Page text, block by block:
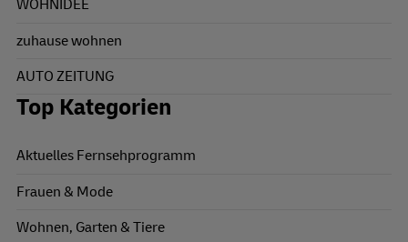
WOHNIDEE
zuhause wohnen
AUTO ZEITUNG
Top Kategorien
Aktuelles Fernsehprogramm
Frauen & Mode
Wohnen, Garten & Tiere